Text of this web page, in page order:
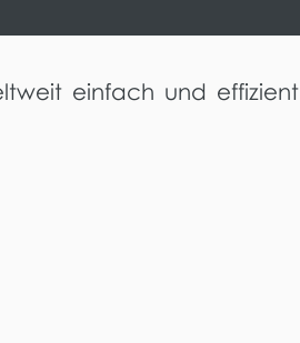
einfach und effizient